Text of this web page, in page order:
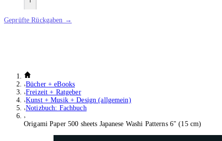
Geprüfte Rückgaben →
Bücher + eBooks
Freizeit + Ratgeber
Kunst + Musik + Design (allgemein)
Notizbuch: Fachbuch
Origami Paper 500 sheets Japanese Washi Patterns 6" (15 cm)